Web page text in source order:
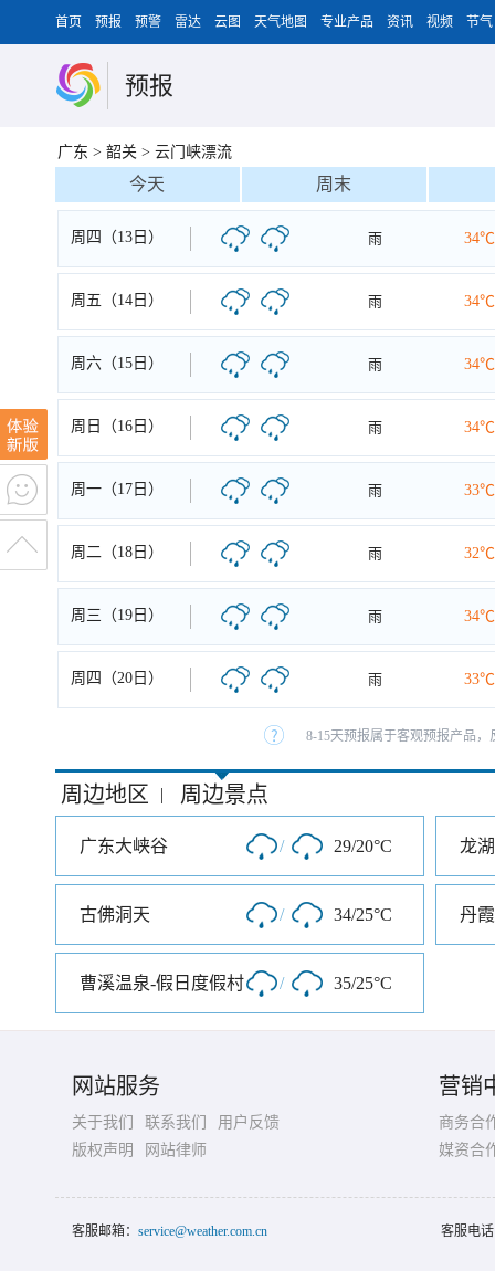
首页 预报 预警 雷达 云图 天气地图 专业产品 资讯 视频 节气
预报
广东 > 韶关 > 云门峡漂流
今天 周末
周四（13日） 雨 34℃
周五（14日） 雨 34℃
周六（15日） 雨 34℃
周日（16日） 雨 34℃
周一（17日） 雨 33℃
周二（18日） 雨 32℃
周三（19日） 雨 34℃
周四（20日） 雨 33℃
8-15天预报属于客观预报产品
周边地区 | 周边景点
广东大峡谷 / 29/20°C 龙
古佛洞天 / 34/25°C 丹
曹溪温泉-假日度假村 / 35/25°C
网站服务
关于我们 联系我们
用户反馈
版权声明
网站律师
营销
商务合
媒资合
客服邮箱： service@weather.com.cn 客服电